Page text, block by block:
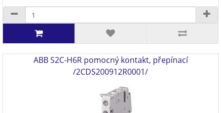
ABB S2C-H6R pomocný kontakt, přepínací
/2CDS200912R0001/